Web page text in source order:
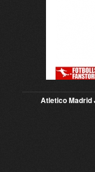
Atletico Madrid